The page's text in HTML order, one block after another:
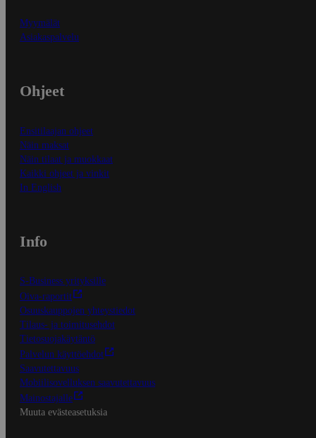
Myymälät
Asiakaspalvelu
Ohjeet
Ensitilaajan ohjeet
Näin maksat
Näin tilaat ja muokkaat
Kaikki ohjeet ja vinkit
In English
Info
S-Business yrityksille
Oiva-raportit
Osuuskauppojen yhteystiedot
Tilaus- ja toimitusehdot
Tietosuojakäytäntö
Palvelun käyttöehdot
Saavutettavuus
Mobiilisovelluksen saavutettavuus
Mainostajalle
Muuta evästeasetuksia